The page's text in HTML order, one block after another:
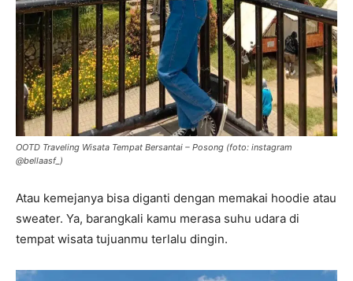
OOTD Traveling Wisata Tempat Bersantai – Posong (foto: instagram
@bellaasf_)
Atau kemejanya bisa diganti dengan memakai hoodie atau
sweater. Ya, barangkali kamu merasa suhu udara di
tempat wisata tujuanmu terlalu dingin.